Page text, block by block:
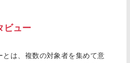
ビュー
とは、複数の対象者を集めて意